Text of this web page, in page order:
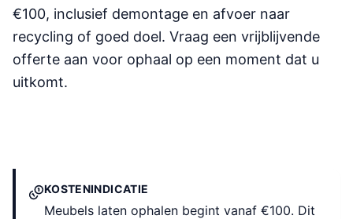
€100, inclusief demontage en afvoer naar
recycling of goed doel. Vraag een vrijblijvende
offerte aan voor ophaal op een moment dat u
uitkomt.
KOSTENINDICATIE
Meubels laten ophalen begint vanaf €100. Dit